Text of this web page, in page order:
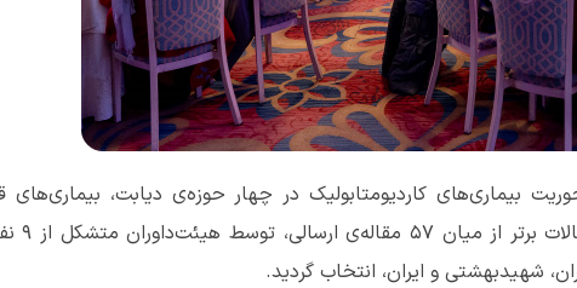
بیماری‌های کاردیومتابولیک در چهار حوزه‌ی دیابت، بیماری‌های
عروقی، علوم‌پایه و کبدچرب برگزار شد و
شهید‌بهشتی و ایران، انتخاب گردید.